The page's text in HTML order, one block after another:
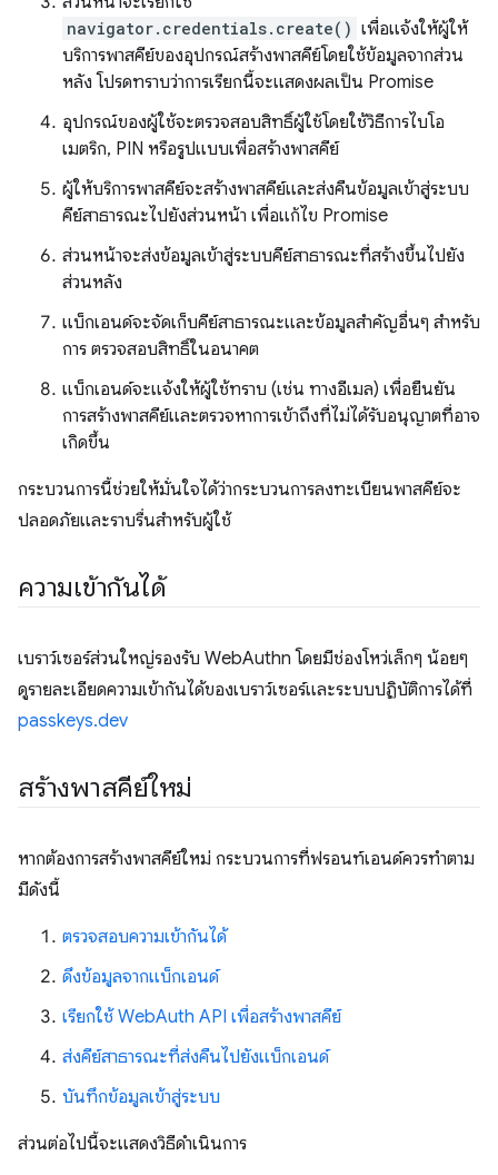
navigator.credentials.create() เพื่อแจ้งให้ผู้ให้
บริการพาสคีย์ของอุปกรณ์สร้างพาสคีย์โดยใช้ข้อมูลจากส่วน
หลัง โปรดทราบว่าการเรียกนี้จะแสดงผลเป็น Promise
อุปกรณ์ของผู้ใช้จะตรวจสอบสิทธิ์ผู้ใช้โดยใช้วิธีการไบโอ
เมตริก, PIN หรือรูปแบบเพื่อสร้างพาสคีย์
ผู้ให้บริการพาสคีย์จะสร้างพาสคีย์และส่งคืนข้อมูลเข้าสู่ระบบ
คีย์สาธารณะไปยังส่วนหน้า เพื่อแก้ไข Promise
ส่วนหน้าจะส่งข้อมูลเข้าสู่ระบบคีย์สาธารณะที่สร้างขึ้นไปยัง
ส่วนหลัง
แบ็กเอนด์จะจัดเก็บคีย์สาธารณะและข้อมูลสำคัญอื่นๆ สำหรับ
การ ตรวจสอบสิทธิ์ในอนาคต
แบ็กเอนด์จะแจ้งให้ผู้ใช้ทราบ (เช่น ทางอีเมล) เพื่อยืนยัน
การสร้างพาสคีย์และตรวจหาการเข้าถึงที่ไม่ได้รับอนุญาตที่อาจ
เกิดขึ้น
กระบวนการนี้ช่วยให้มั่นใจได้ว่ากระบวนการลงทะเบียนพาสคีย์จะ
ปลอดภัยและราบรื่นสำหรับผู้ใช้
ความเข้ากันได้
เบราว์เซอร์ส่วนใหญ่รองรับ WebAuthn โดยมีช่องโหว่เล็กๆ น้อยๆ
ดูรายละเอียดความเข้ากันได้ของเบราว์เซอร์และระบบปฏิบัติการได้ที่
passkeys.dev
สร้างพาสคีย์ใหม่
หากต้องการสร้างพาสคีย์ใหม่ กระบวนการที่ฟรอนท์เอนด์ควรทำตาม
มีดังนี้
ตรวจสอบความเข้ากันได้
ดึงข้อมูลจากแบ็กเอนด์
เรียกใช้ WebAuth API เพื่อสร้างพาสคีย์
ส่งคีย์สาธารณะที่ส่งคืนไปยังแบ็กเอนด์
บันทึกข้อมูลเข้าสู่ระบบ
ส่วนต่อไปนี้จะแสดงวิธีดำเนินการ